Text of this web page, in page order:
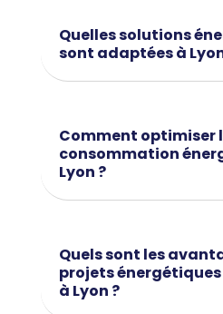
Quelles solutions
sont adaptées à
Comment optimiser
consommation
Lyon ?
Quels sont les
projets
à Lyon ?